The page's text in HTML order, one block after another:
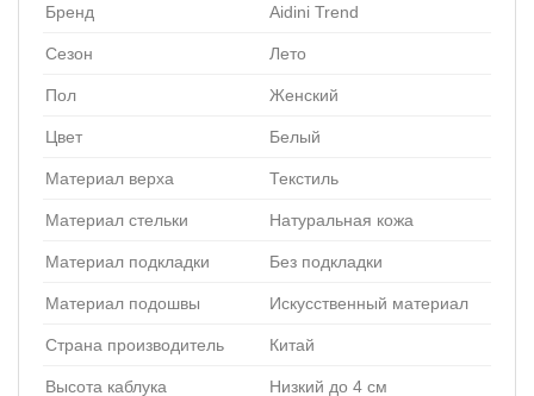
Бренд Aidini Trend
Сезон Лето
Пол Женский
Цвет Белый
Материал верха Текстиль
Материал стельки Натуральная кожа
Материал подкладки Без подкладки
Материал подошвы Искусственный материал
Страна производитель Китай
Высота каблука Низкий до 4 см